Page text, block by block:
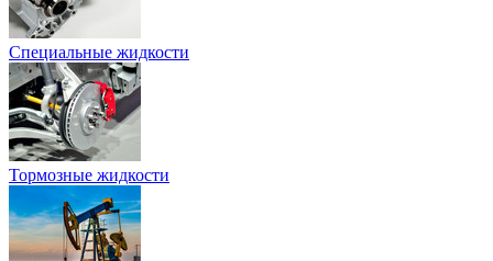
Специальные жидкости
Тормозные жидкости